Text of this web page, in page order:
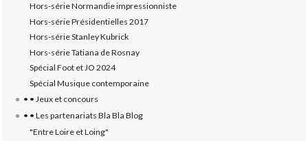
Hors-série Normandie impressionniste
Hors-série Présidentielles 2017
Hors-série Stanley Kubrick
Hors-série Tatiana de Rosnay
Spécial Foot et JO 2024
Spécial Musique contemporaine
• • Jeux et concours
• • Les partenariats Bla Bla Blog
"Entre Loire et Loing"